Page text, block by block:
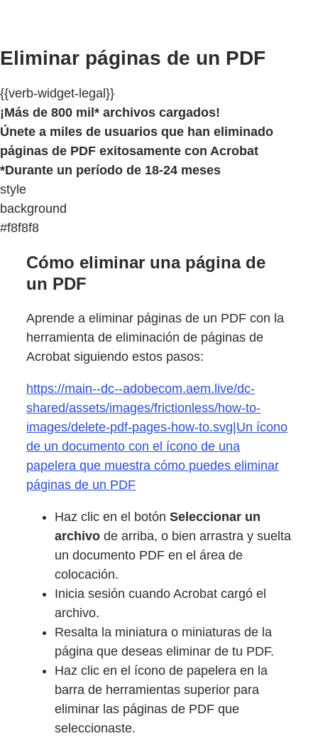
Eliminar páginas de un PDF
{{verb-widget-legal}}
¡Más de 800 mil* archivos cargados!
Únete a miles de usuarios que han eliminado
páginas de PDF exitosamente con Acrobat
*Durante un período de 18-24 meses
style
background
#f8f8f8
Cómo eliminar una página de
un PDF
Aprende a eliminar páginas de un PDF con la
herramienta de eliminación de páginas de
Acrobat siguiendo estos pasos:
https://main--dc--adobecom.aem.live/dc-
shared/assets/images/frictionless/how-to-
images/delete-pdf-pages-how-to.svg|Un ícono
de un documento con el ícono de una
papelera que muestra cómo puedes eliminar
páginas de un PDF
Haz clic en el botónSeleccionar un
archivo de arriba, o bien arrastra y suelta
un documento PDF en el área de
colocación.
Inicia sesión cuando Acrobat cargó el
archivo.
Resalta la miniatura o miniaturas de la
página que deseas eliminar de tu PDF.
Haz clic en el ícono de papelera en la
barra de herramientas superior para
eliminar las páginas de PDF que
seleccionaste.